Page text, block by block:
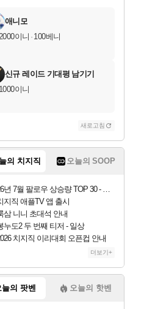
셨습니다.
셨습니다.
셨습니다.
셨습니다.
셨습니다.
셨습니다.
(스팀코드)
셨습니다.
애니모
이니 · 100베니
신규 레이드 기대평 남기기
1000이니
새로고침
의 치지직 오늘의 SOOP
년 7월 팔로우 상승량 TOP 30 - 월간 치지직
지직 애플TV 앱 출시
삼 니니 초대석 안내
누도2 두 번째 티저 - 일상
치지직 이리대회 오픈컵 안내
더보기+
늘의 팟벤 오늘의 핫벤